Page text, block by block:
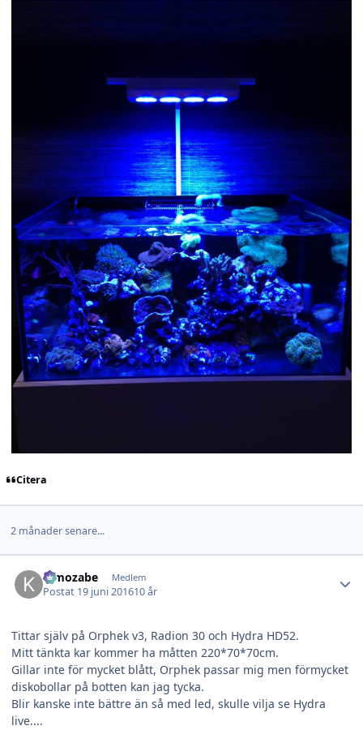
Citera
2 månader senare...
Kimozabe Medlem
Postat 19 juni 201610 år
Tittar själv på Orphek v3, Radion 30 och Hydra HD52.
Mitt tänkta kar kommer ha måtten 220*70*70cm.
Gillar inte för mycket blått, Orphek passar mig men förmycket
diskobollar på botten kan jag tycka.
Blir kanske inte bättre än så med led, skulle vilja se Hydra
live....